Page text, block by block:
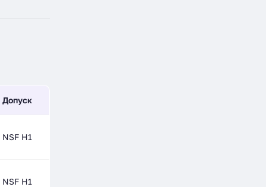
Допуск
NSF H1
NSF H1